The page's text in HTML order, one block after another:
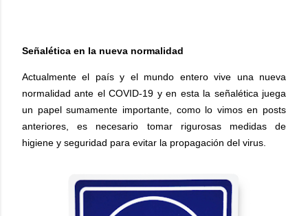
Señalética en la nueva normalidad
Actualmente el país y el mundo entero vive una nueva
normalidad ante el COVID-19 y en esta la señalética juega
un papel sumamente importante, como lo vimos en posts
anteriores, es necesario tomar rigurosas medidas de
higiene y seguridad para evitar la propagación del virus.